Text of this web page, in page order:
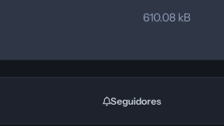
610.08 kB
Seguidores